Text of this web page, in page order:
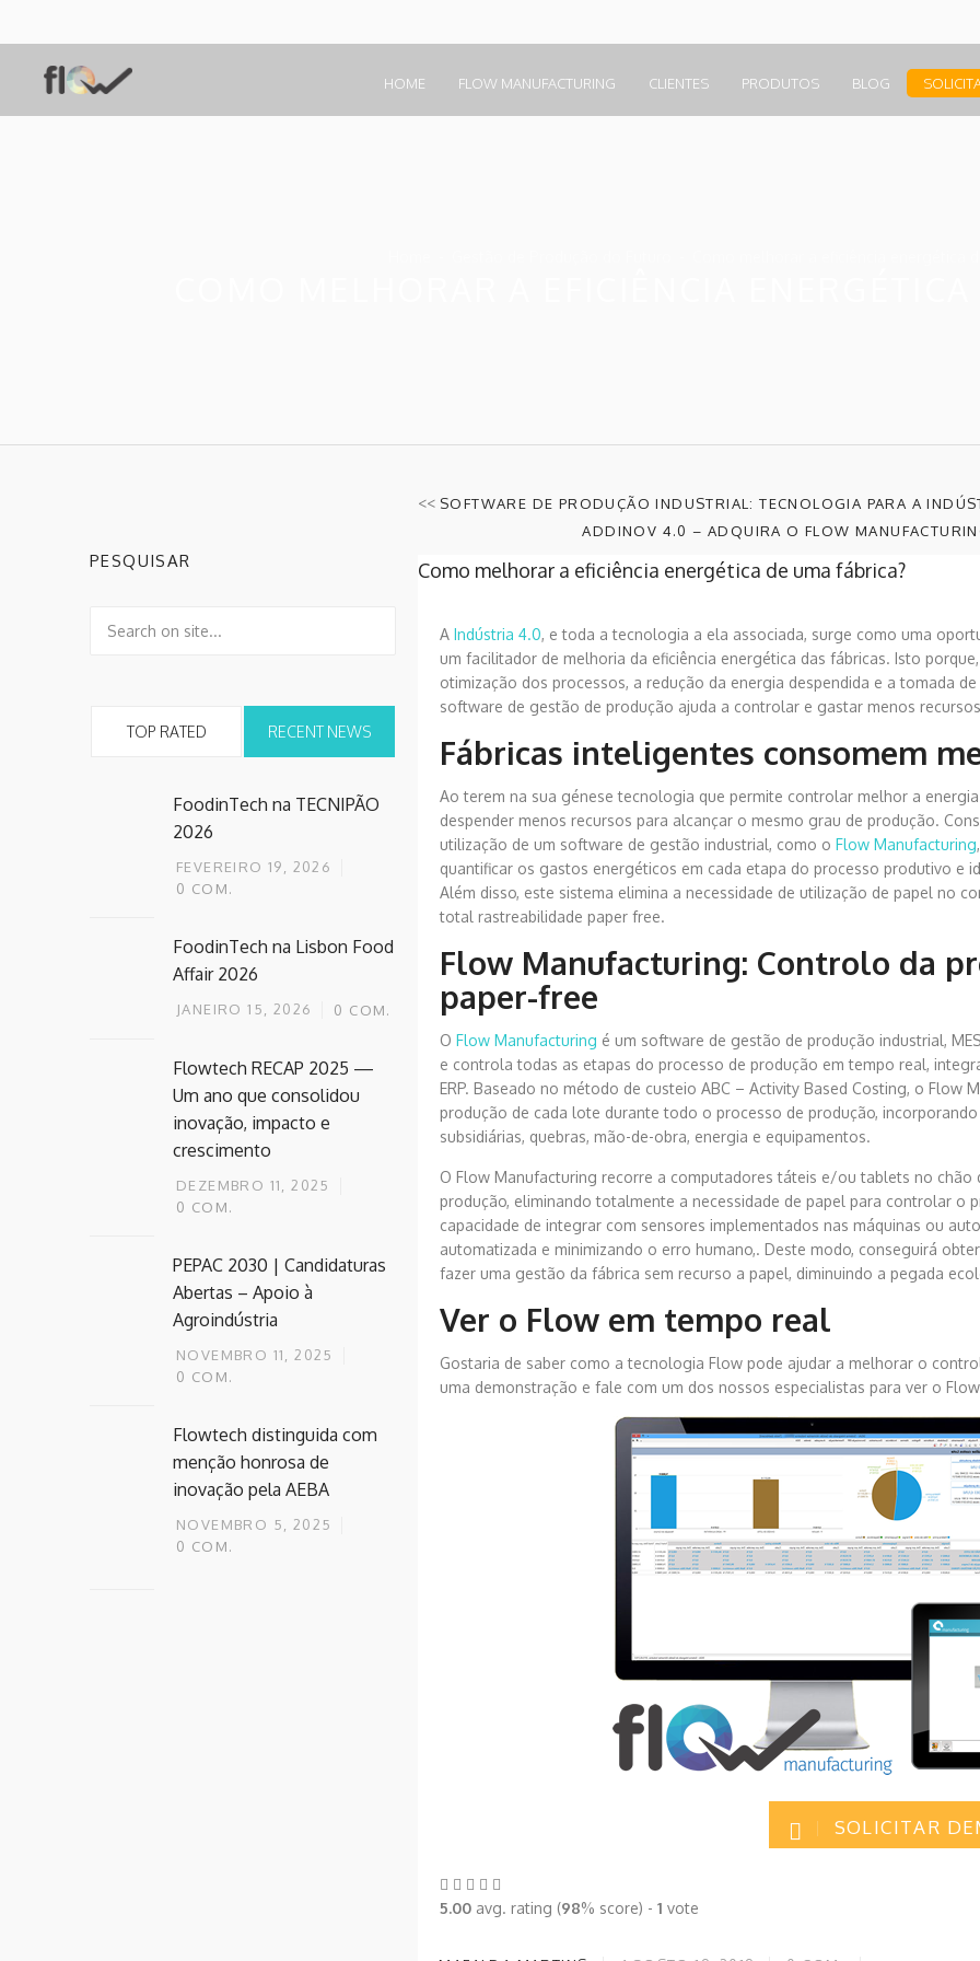
HOME FLOW MANUFACTURING CLIENTES PRODUTOS BLOG
<< SOFTWARE DE PRODUÇÃO INDUSTRIAL: TECNOLOGIA PARA A
ADDINOV 4.0 – ADQUIRA O FLOW
Como melhorar a eficiência energética de uma fábrica?
A Indústria 4.0, e toda a tecnologia a ela associada, surge como uma
um facilitador de melhoria da eficiência energética das fábricas. Isto
otimização dos processos, a redução da energia despendida e a tomada
software de gestão de produção ajuda a controlar e gastar menos
Fábricas inteligentes consomem
Ao terem na sua génese tecnologia que permite controlar melhor a
despender menos recursos para alcançar o mesmo grau de produção.
utilização de um software de gestão industrial, como o Flow Manufacturing
quantificar os gastos energéticos em cada etapa do processo produtivo e
Além disso, este sistema elimina a necessidade de utilização de papel no
total rastreabilidade paper free.
Flow Manufacturing: Controlo da
paper-free
O Flow Manufacturing é um software de gestão de produção industrial,
e controla todas as etapas do processo de produção em tempo real,
ERP. Baseado no método de custeio ABC – Activity Based Costing, o
produção de cada lote durante todo o processo de produção,
subsidiárias, quebras, mão-de-obra, energia e equipamentos.
O Flow Manufacturing recorre a computadores táteis e/ou tablets no
produção, eliminando totalmente a necessidade de papel para controlar o
capacidade de integrar com sensores implementados nas máquinas ou
automatizada e minimizando o erro humano,. Deste modo, conseguirá
fazer uma gestão da fábrica sem recurso a papel, diminuindo a pegada
Ver o Flow em tempo real
Gostaria de saber como a tecnologia Flow pode ajudar a melhorar o
uma demonstração e fale com um dos nossos especialistas para ver o
SOLICITAR
5.00 avg. rating (98% score) - 1 vote
PESQUISAR
TOP RATED RECENT NEWS
FoodinTech na TECNIPÃO
2026
FEVEREIRO 19, 2026
0 COM.
FoodinTech na Lisbon Food
Affair 2026
JANEIRO 15, 2026 0 COM.
Flowtech RECAP 2025 —
Um ano que consolidou
inovação, impacto e
crescimento
DEZEMBRO 11, 2025
0 COM.
PEPAC 2030 | Candidaturas
Abertas – Apoio à
Agroindústria
NOVEMBRO 11, 2025
0 COM.
Flowtech distinguida com
menção honrosa de
inovação pela AEBA
NOVEMBRO 5, 2025
0 COM.